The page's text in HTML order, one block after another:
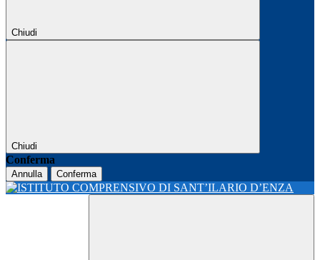
Chiudi
Chiudi
Conferma
Annulla Conferma